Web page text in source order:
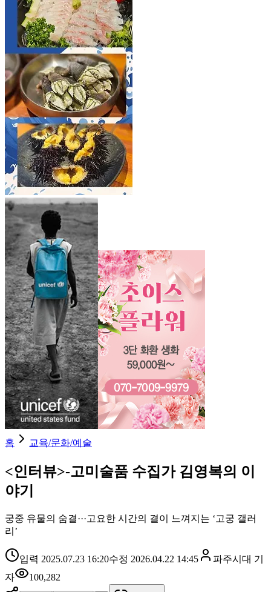
홈 교육/문화/예술
<인터뷰>-고미술품 수집가 김영복의 이
야기
궁중 유물의 숨결···고요한 시간의 결이 느껴지는 ‘고궁 갤러
리’
입력 2025.07.23 16:20수정 2026.04.22 14:45 파주시대 기
자
100,282